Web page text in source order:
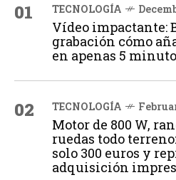
01 TECNOLOGÍA
Vídeo impactante:
grabación cómo
en apenas 5
02 TECNOLOGÍA
Motor de 800 W,
ruedas todo
solo 300 euros y
adquisición